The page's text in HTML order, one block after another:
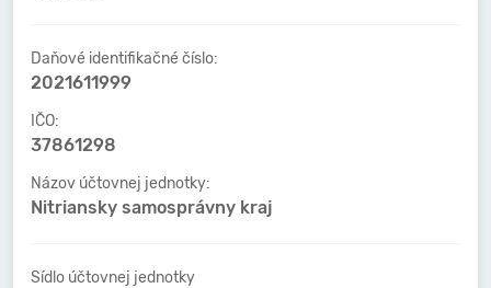
Daňové identifikačné číslo:
2021611999
IČO:
37861298
Názov účtovnej jednotky:
Nitriansky samosprávny kraj
Sídlo účtovnej jednotky